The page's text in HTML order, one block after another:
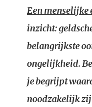
Een menselijke
inzicht:
belangrijkste
ongelijkheid.
je begrijpt
noodzakelijk